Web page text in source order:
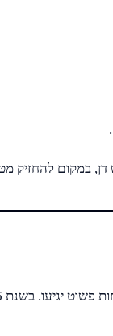
דן, במקום להחזיק